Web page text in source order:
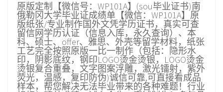
原版定制【微信号：WP101A】(sou毕业证书)南
俄勒冈大学毕业证成绩单【微信：WP101A】原
版纸张/专业制作国外文凭学历证书，真实可查
留信网学历认证（信息入库，永久查询）、本
科、硕士、offer、雅思、外壳等留学材料，纸张
工艺完全按照原版一比一制作（包括：隐形水
印，阴影底纹，钢印LOGO烫金烫银，LOGO烫金
烫银复合重叠，文字图案浮雕，激光镭射，紫外
荧光，温感，复印防伪)诚信可靠,可直接看成品
样本，帮您解决无法毕业带来的各种难题！行业